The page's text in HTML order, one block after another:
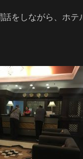
をしながら、ホテ